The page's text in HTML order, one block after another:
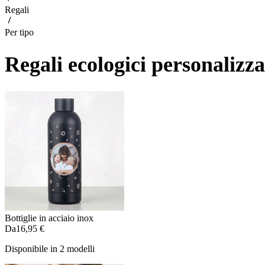
Regali
Per tipo
Regali ecologici
Bottiglie in acciaio inox
Da16,95 €
Disponibile in 2 modelli